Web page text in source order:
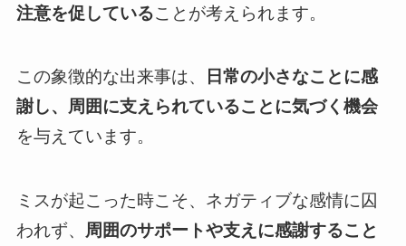
注意を促していることが考えられます。
この象徴的な出来事は、
日常の小さなことに感
謝し、周囲に支えられていることに気づく機会
を与えています。
ミスが起こった時こそ、ネガティブな感情に囚
われず、 周囲のサポートや支えに感謝すること